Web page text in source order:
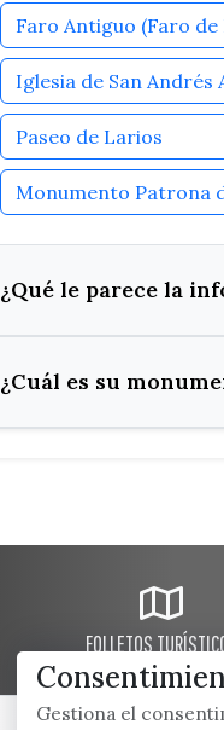
Paseo de Larios
¿Qué le parece la
¿Cuál es su
FOLLETOS
Gestiona el